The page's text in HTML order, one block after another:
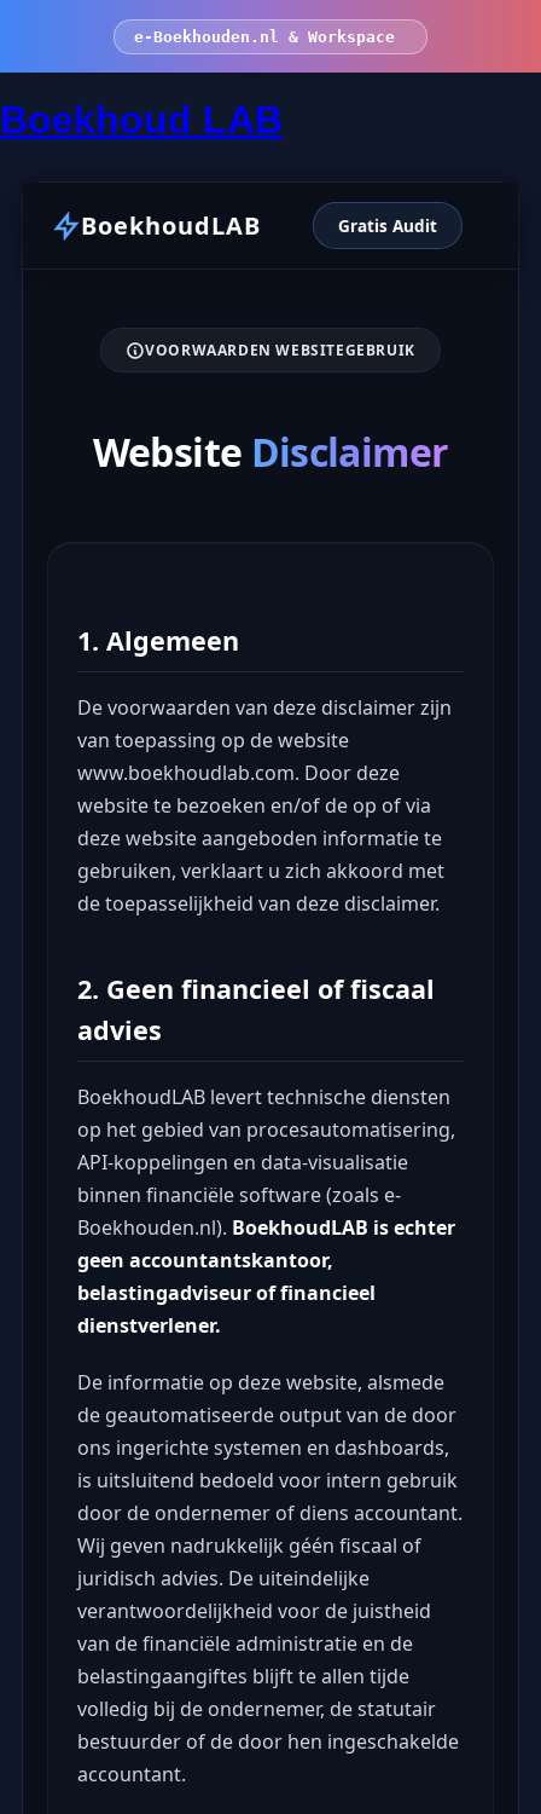
e-Boekhouden.nl & Workspace
Boekhoud LAB
BoekhoudLAB Gratis Audit
VOORWAARDEN WEBSITEGEBRUIK
Website Disclaimer
1. Algemeen
De voorwaarden van deze disclaimer zijn
van toepassing op de website
www.boekhoudlab.com. Door deze
website te bezoeken en/of de op of via
deze website aangeboden informatie te
gebruiken, verklaart u zich akkoord met
de toepasselijkheid van deze disclaimer.
2. Geen financieel of fiscaal
advies
BoekhoudLAB levert technische diensten
op het gebied van procesautomatisering,
API-koppelingen en data-visualisatie
binnen financiële software (zoals e-
Boekhouden.nl). BoekhoudLAB is echter
geen accountantskantoor,
belastingadviseur of financieel
dienstverlener.
De informatie op deze website, alsmede
de geautomatiseerde output van de door
ons ingerichte systemen en dashboards,
is uitsluitend bedoeld voor intern gebruik
door de ondernemer of diens accountant.
Wij geven nadrukkelijk géén fiscaal of
juridisch advies. De uiteindelijke
verantwoordelijkheid voor de juistheid
van de financiële administratie en de
belastingaangiftes blijft te allen tijde
volledig bij de ondernemer, de statutair
bestuurder of de door hen ingeschakelde
accountant.